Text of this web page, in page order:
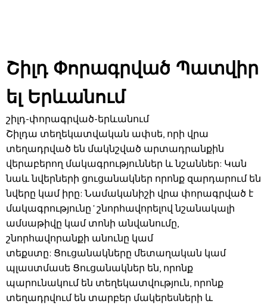
Շիլդ Փորագրված Պատվիր
Ել Երևանում
շիլդ-փորագրված-երևանում
Շիլդա տեղեկատվական ափսե, որի վրա
տեղադրված են մակնշված արտադրանքին
վերաբերող մակագրություններ և նշաններ: Կան
նաև նվերների ցուցանակներ որոնք զարդարում են
նվերը կամ իրը: Նամականիշի վրա փորագրված է
մակագրությունը ' շնորհավորելով նշանակալի
ամսաթիվը կամ տոնի անվանումը,
շնորհավորանքի անունը կամ
տեքստը: Ցուցանակները մետաղական կամ
պլաստմասե Ցուցանակներ են, որոնք
պարունակում են տեղեկատվություն, որոնք
տեղադրվում են տարբեր մակերեսների և